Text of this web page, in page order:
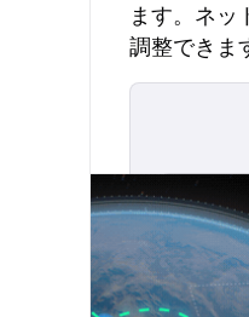
ます。ネッ
調整できま